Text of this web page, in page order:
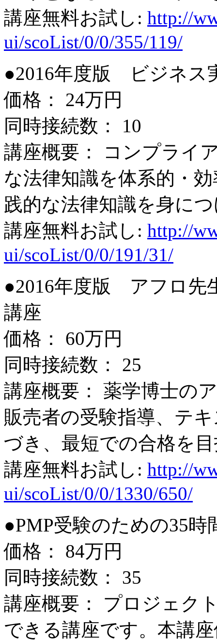
講座無料お試し: http://
ui/scoList/0/0/355/119/
●2016年度版 ビジネス
価格： 24万円
同時接続数： 10
講座概要： コンプライ
な法律知識を体系的・
践的な法律知識を身に
講座無料お試し: http://
ui/scoList/0/0/191/31/
●2016年度版 アフロ先
講座
価格： 60万円
同時接続数： 25
講座概要： 薬学博士の
販売者の受験指導、テ
づき、最短での合格を
講座無料お試し: http://
ui/scoList/0/0/1330/650/
●PMP受験のための35時
価格： 84万円
同時接続数： 35
講座概要： プロジェク
できる講座です。本講